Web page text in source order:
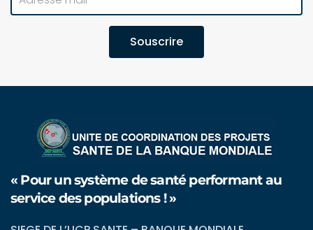
Souscrire
« Pour un système de santé performant au
service des populations ! »